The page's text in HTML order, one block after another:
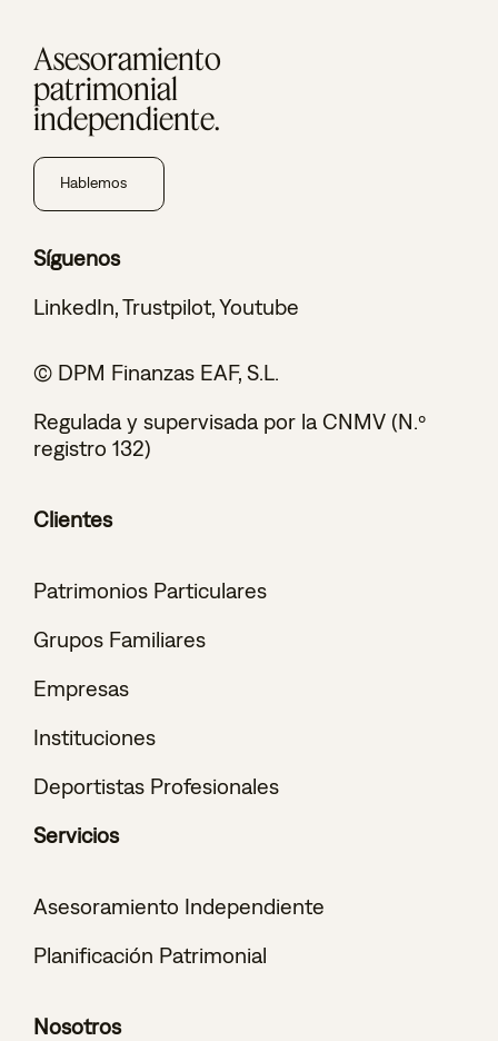
Asesoramiento
patrimonial
independiente.
Hablemos
Síguenos
LinkedIn,Trustpilot,Youtube
© DPM Finanzas EAF, S.L.
Regulada y supervisada por la CNMV (N.º
registro 132)
Clientes
Patrimonios Particulares
Grupos Familiares
Empresas
Instituciones
Deportistas Profesionales
Servicios
Asesoramiento Independiente
Planificación Patrimonial
Nosotros